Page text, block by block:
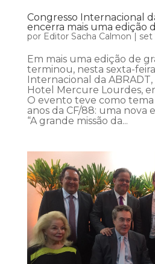
Congresso Internacional
encerra mais uma edição
por Editor Sacha Calmon | set
Em mais uma edição de
terminou, nesta sexta-
Internacional da
Hotel Mercure Lourdes,
O evento teve como tema
anos da CF/88: uma nova
“A grande missão da...